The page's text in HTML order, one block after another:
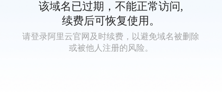
该域名已过期，不能正常访问,
续费后可恢复使用。
请登录阿里云官网及时续费，以避免域名被删除
或被他人注册的风险。